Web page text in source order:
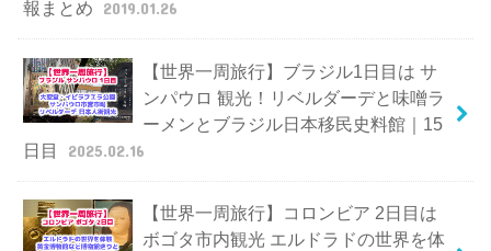
報まとめ
2019.01.26
【世界一周旅行】ブラジル1日目は サ
ンパウロ 観光！リベルダーデと味噌ラ
ーメンとブラジル日本移民史料館｜15
日目
2025.02.16
【世界一周旅行】コロンビア 2日目は
ボゴタ市内観光 エルドラドの世界を体